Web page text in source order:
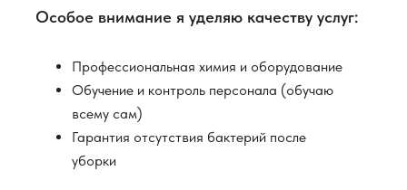
Профессиональная химия и оборудование
Обучение и контроль персонала (обучаю
всему сам)
Гарантия отсутствия бактерий после
уборки
Особое внимание я уделяю качеству услуг: